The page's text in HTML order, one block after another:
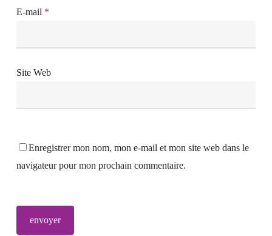
E-mail *
Site Web
Enregistrer mon nom, mon e-mail et mon site web dans le
navigateur pour mon prochain commentaire.